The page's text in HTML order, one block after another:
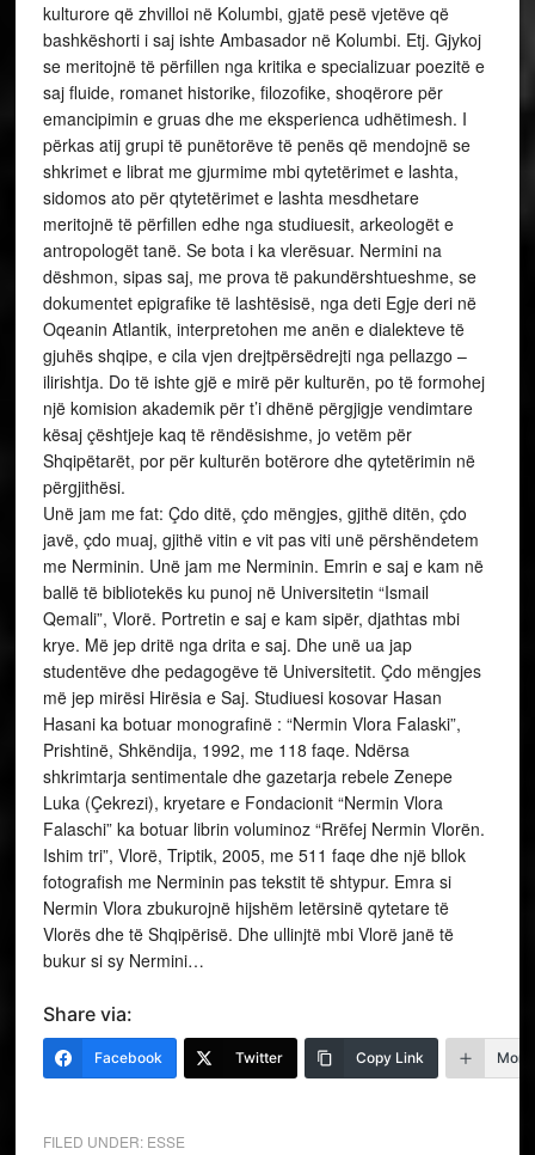
kulturore që zhvilloi në Kolumbi, gjatë pesë vjetëve që
bashkëshorti i saj ishte Ambasador në Kolumbi. Etj. Gjykoj
se meritojnë të përfillen nga kritika e specializuar poezitë e
saj fluide, romanet historike, filozofike, shoqërore për
emancipimin e gruas dhe me eksperienca udhëtimesh. I
përkas atij grupi të punëtorëve të penës që mendojnë se
shkrimet e librat me gjurmime mbi qytetërimet e lashta,
sidomos ato për qtytetërimet e lashta mesdhetare
meritojnë të përfillen edhe nga studiuesit, arkeologët e
antropologët tanë. Se bota i ka vlerësuar. Nermini na
dëshmon, sipas saj, me prova të pakundërshtueshme, se
dokumentet epigrafike të lashtësisë, nga deti Egje deri në
Oqeanin Atlantik, interpretohen me anën e dialekteve të
gjuhës shqipe, e cila vjen drejtpërsëdrejti nga pellazgo –
ilirishtja. Do të ishte gjë e mirë për kulturën, po të formohej
një komision akademik për t’i dhënë përgjigje vendimtare
kësaj çështjeje kaq të rëndësishme, jo vetëm për
Shqipëtarët, por për kulturën botërore dhe qytetërimin në
përgjithësi.
Unë jam me fat: Çdo ditë, çdo mëngjes, gjithë ditën, çdo
javë, çdo muaj, gjithë vitin e vit pas viti unë përshëndetem
me Nerminin. Unë jam me Nerminin. Emrin e saj e kam në
ballë të bibliotekës ku punoj në Universitetin “Ismail
Qemali”, Vlorë. Portretin e saj e kam sipër, djathtas mbi
krye. Më jep dritë nga drita e saj. Dhe unë ua jap
studentëve dhe pedagogëve të Universitetit. Çdo mëngjes
më jep mirësi Hirësia e Saj. Studiuesi kosovar Hasan
Hasani ka botuar monografinë : “Nermin Vlora Falaski”,
Prishtinë, Shkëndija, 1992, me 118 faqe. Ndërsa
shkrimtarja sentimentale dhe gazetarja rebele Zenepe
Luka (Çekrezi), kryetare e Fondacionit “Nermin Vlora
Falaschi” ka botuar librin voluminoz “Rrëfej Nermin Vlorën.
Ishim tri”, Vlorë, Triptik, 2005, me 511 faqe dhe një bllok
fotografish me Nerminin pas tekstit të shtypur. Emra si
Nermin Vlora zbukurojnë hijshëm letërsinë qytetare të
Vlorës dhe të Shqipërisë. Dhe ullinjtë mbi Vlorë janë të
bukur si sy Nermini…
Share via:
Facebook Twitter Copy Link More
FILED UNDER: ESSE